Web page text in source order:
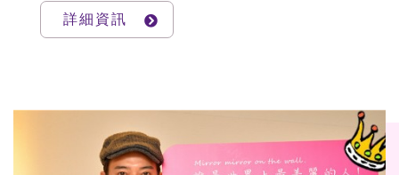
結果效果更好、整體感覺變年輕，朋友都說她「越
活越回去了！！！」。Ulthera 超音波拉提X CPT電
詳細資訊